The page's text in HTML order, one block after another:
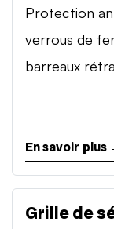
Protection
verrous de
barreaux
En savoir plus
Grille de